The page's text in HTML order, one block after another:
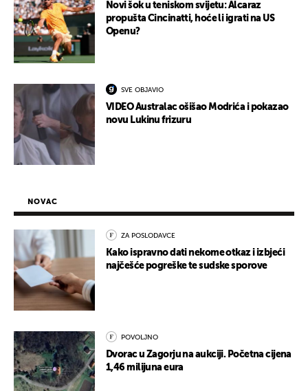
Novi šok u teniskom svijetu: Alcaraz
propušta Cincinatti, hoće li igrati na US
Openu?
SVE OBJAVIO
VIDEO Australac ošišao Modrića i pokazao
novu Lukinu frizuru
NOVAC
ZA POSLODAVCE
Kako ispravno dati nekome otkaz i izbjeći
najčešće pogreške te sudske sporove
POVOLJNO
Dvorac u Zagorju na aukciji. Početna cijena
1,46 milijuna eura